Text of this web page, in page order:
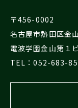
〒456-0002
名古屋市熱田区金
電波学園金山第１
TEL：052-683-